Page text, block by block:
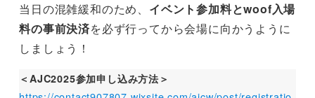
当日の混雑緩和のため、 イベント参加料とwoof入場
料の事前決済を必ず行ってから会場に向かうように
しましょう！
＜AJC2025参加申し込み方法＞